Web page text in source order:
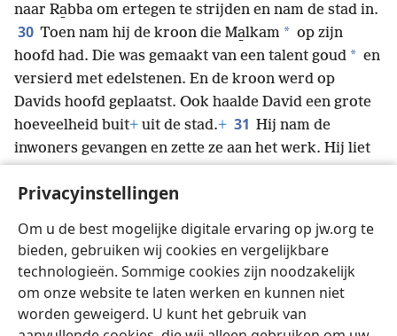
Privacyinstellingen
Om u de best mogelijke digitale ervaring op jw.org te
bieden, gebruiken wij cookies en vergelijkbare
technologieën. Sommige cookies zijn noodzakelijk
om onze website te laten werken en kunnen niet
worden geweigerd. U kunt het gebruik van
naar Ra̱bba om ertegen te strijden en nam de stad in.
30 Toen nam hij de kroon die Ma̱lkam * op zijn
hoofd had. Die was gemaakt van een talent goud * en
versierd met edelstenen. En de kroon werd op
Davids hoofd geplaatst. Ook haalde David een grote
hoeveelheid buit+ uit de stad.+ 31 Hij nam de
inwoners gevangen en zette ze aan het werk. Hij liet
ijzeren bijlen, en hij liet ze stenen zagen en
steden van de Ammonieten. Uiteindelijk ging David
met het hele leger terug naar Jeruzalem.